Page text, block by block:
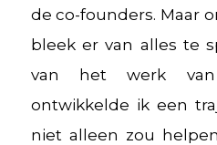
de co-founders. Maar
bleek er van alles te
van het werk van
ontwikkelde ik een
niet alleen zou